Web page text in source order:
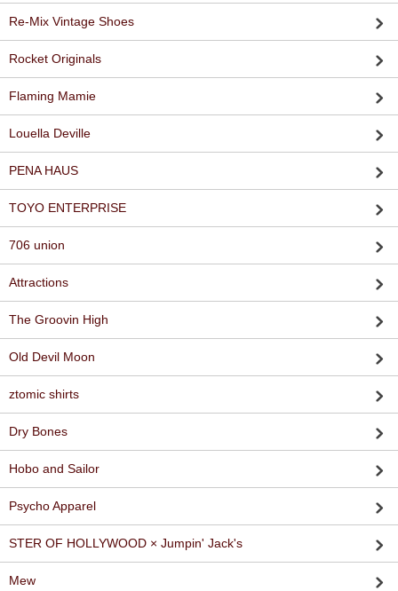
Re-Mix Vintage Shoes
Rocket Originals
Flaming Mamie
Louella Deville
PENA HAUS
TOYO ENTERPRISE
706 union
Attractions
The Groovin High
Old Devil Moon
ztomic shirts
Dry Bones
Hobo and Sailor
Psycho Apparel
STER OF HOLLYWOOD × Jumpin' Jack's
Mew